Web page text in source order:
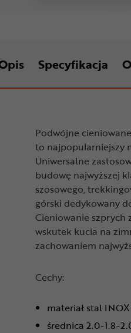
Specyfikacja
Podwójne
to najpopularniejszy
Uniwersalne
budowę najwyższej
szosowego,
górski dedykowany
Cieniowanie szprych
wskutek kucia na
zachowaniem
Cechy:
materiał stal
średnica 2.0-1.8-